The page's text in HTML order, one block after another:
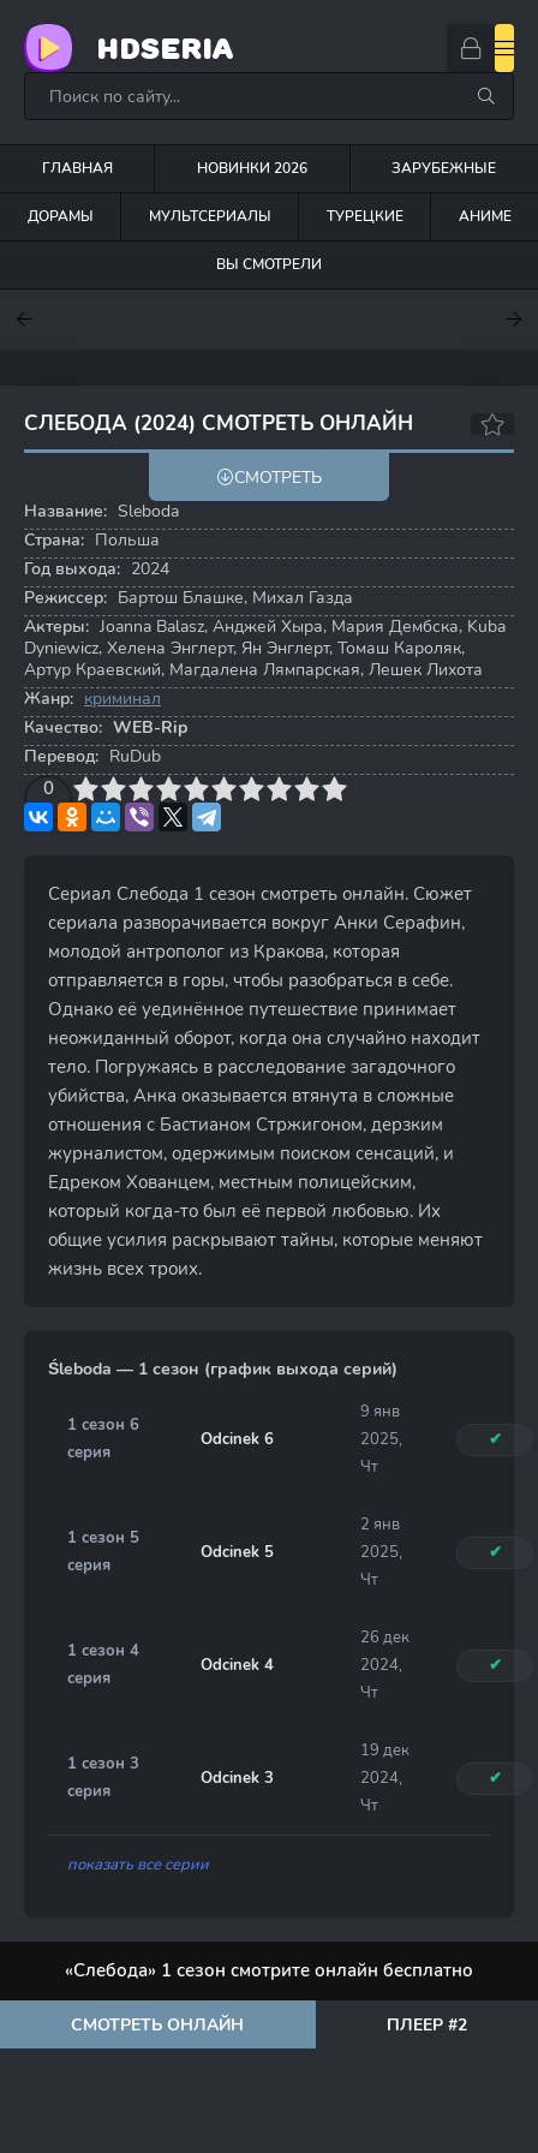
HDSERIA
ГЛАВНАЯ НОВИНКИ 2026 ЗАРУБЕЖНЫЕ
ДОРАМЫ МУЛЬТСЕРИАЛЫ ТУРЕЦКИЕ АНИМЕ
ВЫ СМОТРЕЛИ
СЛЕБОДА (2024) СМОТРЕТЬ ОНЛАЙН
6.3
СМОТРЕТЬ
Название: Sleboda
Страна: Польша
Год выхода: 2024
Режиссер: Бартош Блашке, Михал Газда
Актеры: Joanna Balasz, Анджей Хыра, Мария Дембска, Kuba
Dyniewicz, Хелена Энглерт, Ян Энглерт, Томаш Кароляк,
Артур Краевский, Магдалена Лямпарская, Лешек Лихота
Жанр: криминал
Качество: WEB-Rip
Перевод: RuDub
0
4 6 7 8 9 10
Сериал Слебода 1 сезон смотреть онлайн. Сюжет
сериала разворачивается вокруг Анки Серафин,
молодой антрополог из Кракова, которая
отправляется в горы, чтобы разобраться в себе.
Однако её уединённое путешествие принимает
неожиданный оборот, когда она случайно находит
тело. Погружаясь в расследование загадочного
убийства, Анка оказывается втянута в сложные
отношения с Бастианом Стржигоном, дерзким
журналистом, одержимым поиском сенсаций, и
Едреком Хованцем, местным полицейским,
который когда-то был её первой любовью. Их
общие усилия раскрывают тайны, которые меняют
жизнь всех троих.
Śleboda — 1 сезон (график выхода серий)
1 сезон 6
серия
Odcinek 6
9 янв
2025,
Чт
✔
1 сезон 5
серия
Odcinek 5
2 янв
2025,
Чт
✔
1 сезон 4
серия
Odcinek 4
26 дек
2024,
Чт
✔
1 сезон 3
серия
Odcinek 3
19 дек
2024,
Чт
✔
показать все серии
«Слебода» 1 сезон смотрите онлайн бесплатно
СМОТРЕТЬ ОНЛАЙН ПЛЕЕР #2